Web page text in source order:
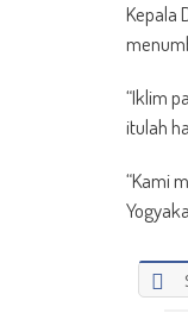
Kepala
“Iklim
itulah
“Kami